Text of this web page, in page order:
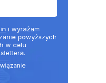
i wyrażam
powyższych
w celu